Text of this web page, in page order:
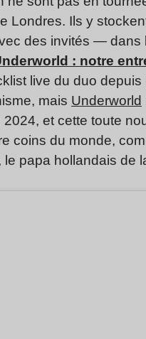
Londres. Ils y
des invités — dans
: notre
live du duo depuis
mais Underworld
et cette toute
coins du monde,
le papa hollandais de